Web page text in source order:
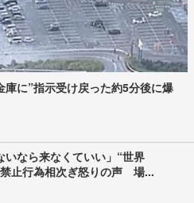
に”指示受け戻った約5分後に爆
いなら来なくていい」“世界
止行為相次ぎ怒りの声 場...